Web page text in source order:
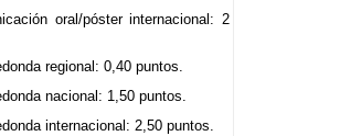
oral/póster internacional: 2
regional: 0,40 puntos.
nacional: 1,50 puntos.
internacional: 2,50 puntos.